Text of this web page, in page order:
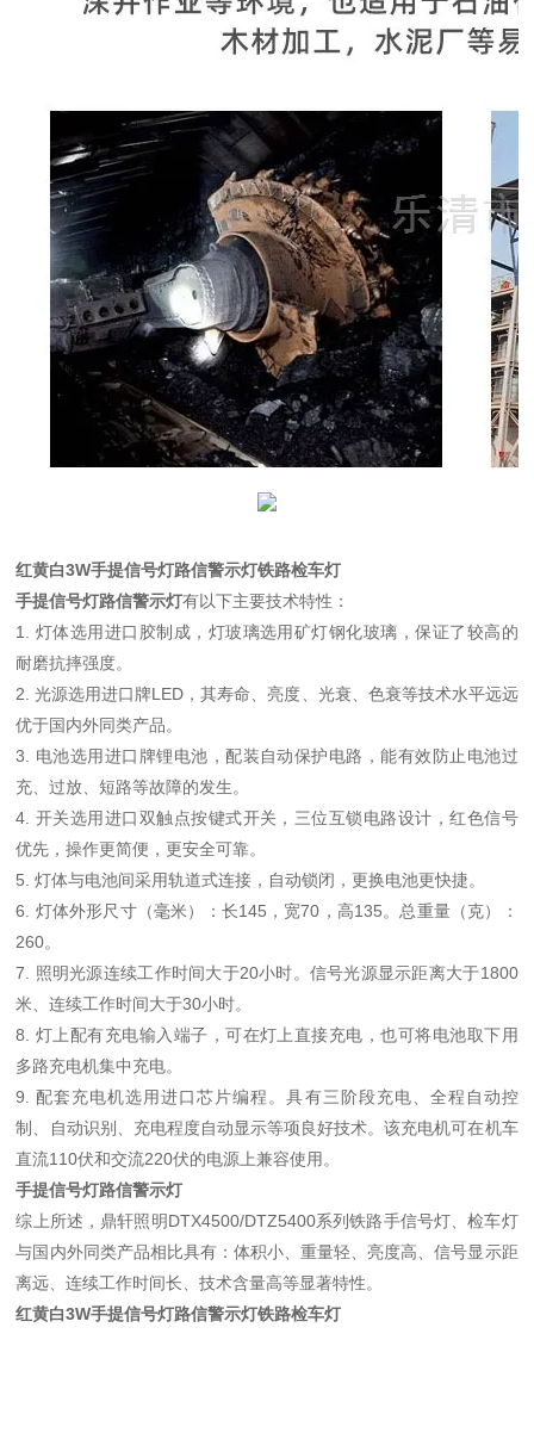
红黄白3W手提信号灯路信警示灯铁路检车灯
手提信号灯路信警示灯有以下主要技术特性：
1. 灯体选用进口胶制成，灯玻璃选用矿灯钢化玻璃，保证了较高的
耐磨抗摔强度。
2. 光源选用进口牌LED，其寿命、亮度、光衰、色衰等技术水平远远
优于国内外同类产品。
3. 电池选用进口牌锂电池，配装自动保护电路，能有效防止电池过
充、过放、短路等故障的发生。
4. 开关选用进口双触点按键式开关，三位互锁电路设计，红色信号
优先，操作更简便，更安全可靠。
5. 灯体与电池间采用轨道式连接，自动锁闭，更换电池更快捷。
6. 灯体外形尺寸（毫米）：长145，宽70，高135。总重量（克）：
260。
7. 照明光源连续工作时间大于20小时。信号光源显示距离大于1800
米、连续工作时间大于30小时。
8. 灯上配有充电输入端子，可在灯上直接充电，也可将电池取下用
多路充电机集中充电。
9. 配套充电机选用进口芯片编程。具有三阶段充电、全程自动控
制、自动识别、充电程度自动显示等项良好技术。该充电机可在机车
直流110伏和交流220伏的电源上兼容使用。
手提信号灯路信警示灯
综上所述，鼎轩照明DTX4500/DTZ5400系列铁路手信号灯、检车灯
与国内外同类产品相比具有：体积小、重量轻、亮度高、信号显示距
离远、连续工作时间长、技术含量高等显著特性。
红黄白3W手提信号灯路信警示灯铁路检车灯